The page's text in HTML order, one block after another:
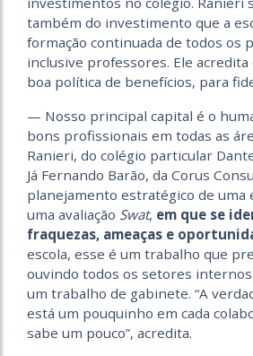
também do investimento que a
formação continuada de todos os
inclusive professores. Ele
boa política de benefícios, para
— Nosso principal capital é o
bons profissionais em todas as
Ranieri, do colégio particular
Já Fernando Barão, da Corus
planejamento estratégico de uma
uma avaliação Swat, em que se
fraquezas, ameaças e
escola, esse é um trabalho que
ouvindo todos os setores
um trabalho de gabinete. “A
está um pouquinho em cada
sabe um pouco”, acredita.